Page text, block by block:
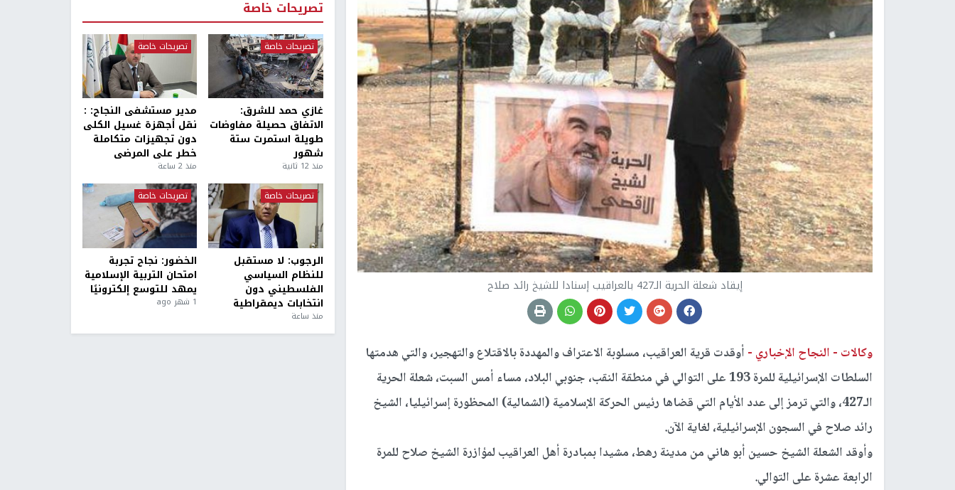
إيقاد شعلة الحرية الـ427 بالعراقيب إسنادا للشيخ رائد صلاح
وكالات - النجاح الإخباري - أوقدت قرية العراقيب، مسلوبة الاعتراف والمهددة بالاقتلاع والتهجير، والتي هدمتها
السلطات الإسرائيلية للمرة 193 على التوالي في منطقة النقب، جنوبي البلاد، مساء أمس السبت، شعلة الحرية
الـ427، والتي ترمز إلى عدد الأيام التي قضاها رئيس الحركة الإسلامية (الشمالية) المحظورة إسرائيليا، الشيخ
رائد صلاح في السجون الإسرائيلية، لغاية الآن.
وأوقد الشعلة الشيخ حسين أبو هاني من مدينة رهط، مشيدا بمبادرة أهل العراقيب لمؤازرة الشيخ صلاح للمرة
الرابعة عشرة على التوالي.
تصريحات خاصة
تصريحات خاصة
غازي حمد للشرق:
الاتفاق حصيلة مفاوضات
طويلة استمرت ستة
شهور
منذ 12 ثانية
تصريحات خاصة
مدير مستشفى النجاح: :
نقل أجهزة غسيل الكلى
دون تجهيزات متكاملة
خطر على المرضى
منذ 2 ساعة
تصريحات خاصة
الرجوب: لا مستقبل
للنظام السياسي
الفلسطيني دون
انتخابات ديمقراطية
منذ ساعة
تصريحات خاصة
الخضور: نجاح تجربة
امتحان التربية الإسلامية
يمهد للتوسع إلكترونيًا
1 شهر ago